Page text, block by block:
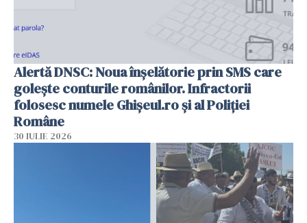
Alertă DNSC: Noua înșelătorie prin SMS care
golește conturile românilor. Infractorii
folosesc numele Ghișeul.ro și al Poliției
Române
30 IULIE 2026